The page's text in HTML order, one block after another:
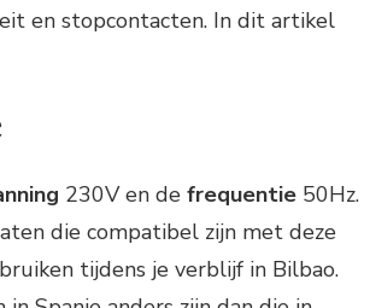
en stopcontacten. In dit artikel
230V en de frequentie 50Hz.
die compatibel zijn met deze
tijdens je verblijf in Bilbao.